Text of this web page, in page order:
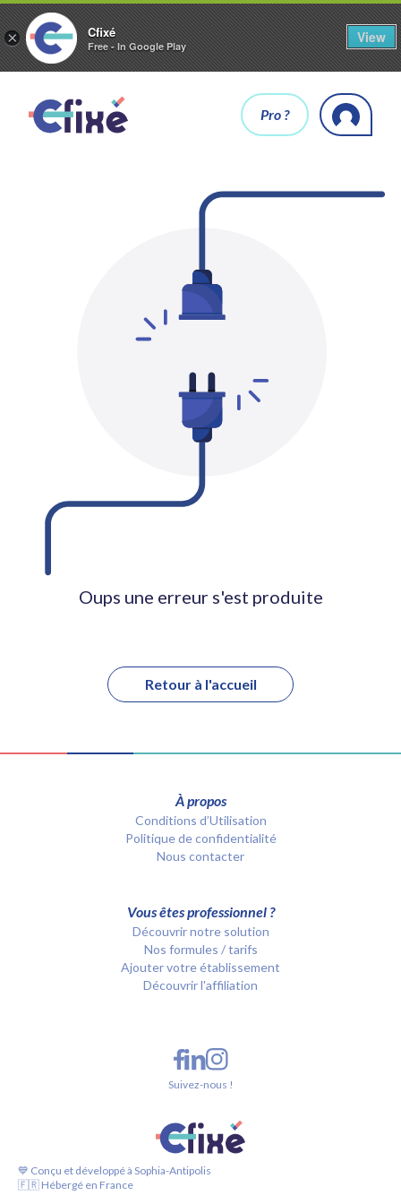
× Cfixé
Free - In Google Play
View
Pro ?
Oups une erreur s'est produite
Retour à l'accueil
À propos
Conditions d’Utilisation
Politique de confidentialité
Nous contacter
Vous êtes professionnel ?
Découvrir notre solution
Nos formules / tarifs
Ajouter votre établissement
Découvrir l'affiliation
💙 Conçu et développé à Sophia-Antipolis
🇫🇷 Hébergé en France
Suivez-nous !